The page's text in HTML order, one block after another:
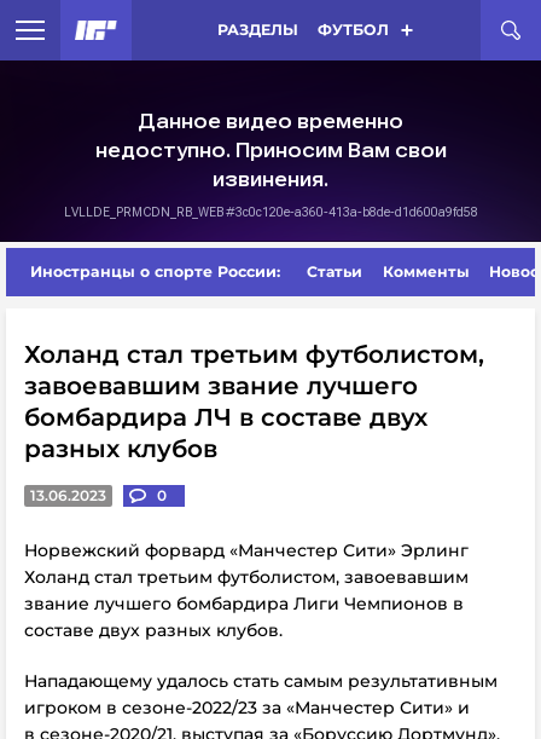
РАЗДЕЛЫ ФУТБОЛ
Иностранцы о спорте России: Статьи Комменты
Холанд стал третьим футболистом,
завоевавшим звание лучшего
бомбардира ЛЧ в составе двух
разных клубов
13.06.2023 0
Норвежский форвард «Манчестер Сити» Эрлинг
Холанд стал третьим футболистом, завоевавшим
звание лучшего бомбардира Лиги Чемпионов в
составе двух разных клубов.
Нападающему удалось стать самым результативным
игроком в сезоне-2022/23 за «Манчестер Сити» и
в сезоне-2020/21, выступая за «Боруссию Дортмунд».